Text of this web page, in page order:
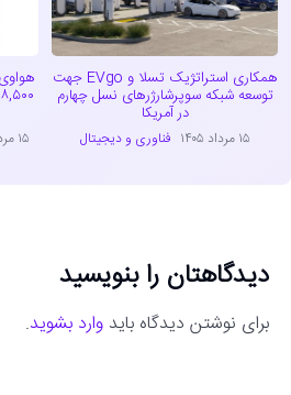
همکاری استراتژیک تسلا و EVgo جهت
توسعه شبکه سوپرشارژرهای نسل چهارم
در آمریکا
۱۵ مرداد ۱۴۰۵ فناوری و دیجیتال ۱۵ مرداد ۱۴۰۵
دیدگاهتان را بنویسید
برای نوشتن دیدگاه باید وارد بشوید.